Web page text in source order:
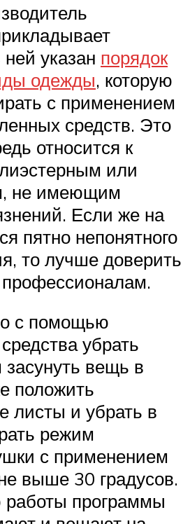
указан порядок
одежды, которую
с применением
средств. Это
относится к
или
не имеющим
Если же на
пятно непонятного
то лучше доверить
с помощью
убрать
засунуть вещь в
положить
листы и убрать в
режим
с применением
выше 30 градусов.
программы